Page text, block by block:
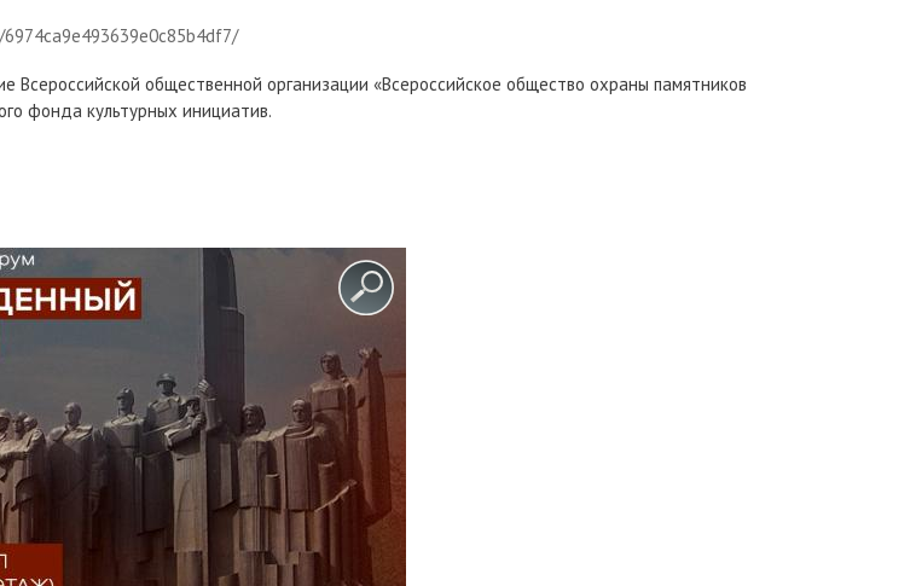
общественной организации «Всероссийское общество охраны памятников
фонда культурных инициатив.